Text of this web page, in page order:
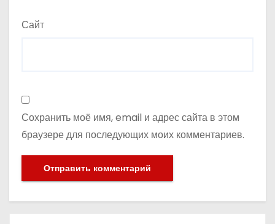
Сайт
Сохранить моё имя, email и адрес сайта в этом
браузере для последующих моих комментариев.